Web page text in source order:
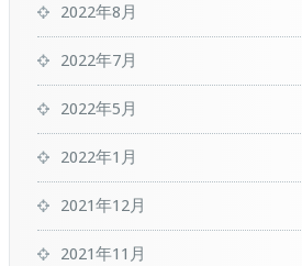
2022年8月
2022年7月
2022年5月
2022年1月
2021年12月
2021年11月